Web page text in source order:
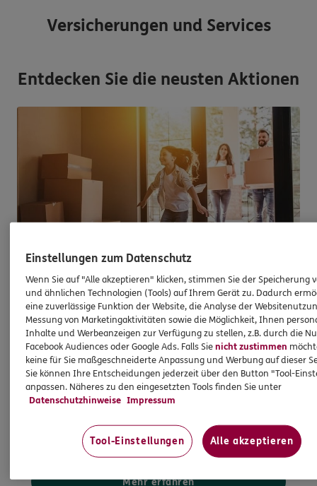
Versicherungen und Services
Entdecken Sie die neusten Aktionen
Immobilienfinanzierung
So werden Wohnträume Wirklichkeit
Ganz egal, ob Sie kaufen, bauen oder
modernisieren möchten - bei uns sind Sie mit
Wüstenrot als starkem Partner gut aufgehoben.
Gemeinsam finden wir das beste
Top-Konditionen.
Mehr erfahren
Einstellungen zum Datenschutz
Wenn Sie auf "Alle akzeptieren" klicken, stimmen Sie der Speicherung
und ähnlichen Technologien (Tools) auf Ihrem Gerät zu. Dadurch
eine zuverlässige Funktion der Website, die Analyse der
Messung von Marketingaktivitäten sowie die Möglichkeit, Ihnen
Inhalte und Werbeanzeigen zur Verfügung zu stellen, z.B. durch die
Facebook Audiences oder Google Ads. Falls Sienicht zustimmen
keine für Sie maßgeschneiderte Anpassung und Werbung auf dieser
Sie können Ihre Entscheidungen jederzeit über den Button "Tool-
anpassen. Näheres zu den eingesetzten Tools finden Sie unter
Datenschutzhinweise Impressum
Tool-Einstellungen Alle akzeptieren